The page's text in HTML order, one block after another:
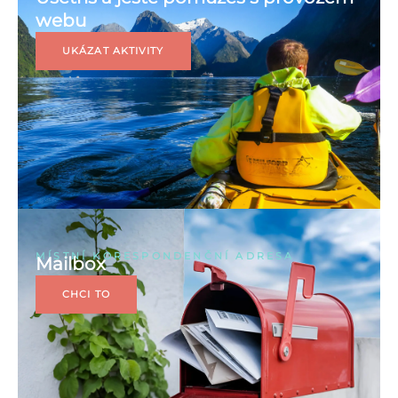
webu
UKÁZAT AKTIVITY
MÍSTNÍ KORESPONDENČNÍ ADRESA
Mailbox
CHCI TO